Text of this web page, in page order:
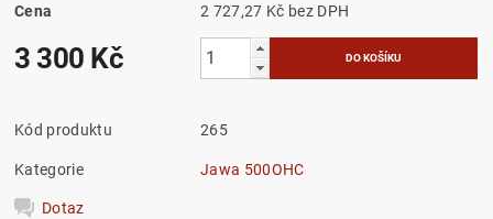
Cena 2 727,27 Kč bez DPH
3 300 Kč
Kód produktu 265
Kategorie Jawa 500OHC
Dotaz